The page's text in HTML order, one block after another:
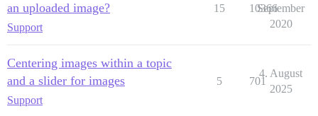
an uploaded image?
Support
15 10366
September
2020
Centering images within a topic
and a slider for images
Support
5 701
4. August
2025